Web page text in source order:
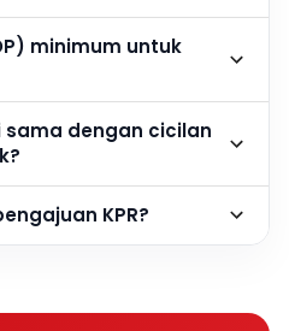
minimum untuk
dengan cicilan
KPR?